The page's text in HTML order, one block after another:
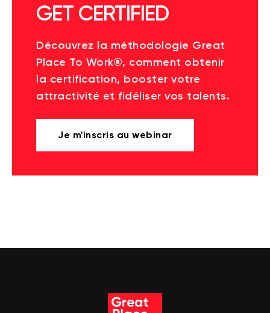
GET CERTIFIED
Découvrez la méthodologie Great
Place To Work®, comment obtenir
la certification, booster votre
attractivité et fidéliser vos talents.
Je m'inscris au webinar